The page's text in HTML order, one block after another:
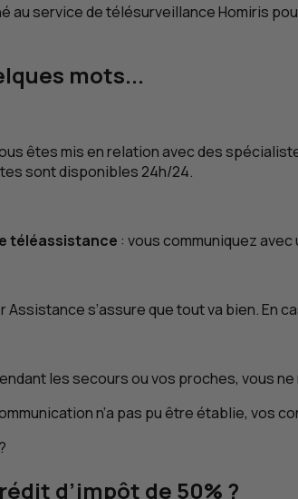
au service de télésurveillance Homiris
mots...
êtes mis en relation avec des
sont disponibles 24h/24.
téléassistance : vous communiquez
Assistance s’assure que tout va bien.
les secours ou vos proches, vous
n’a pas pu être établie,
d’impôt de 50% ?